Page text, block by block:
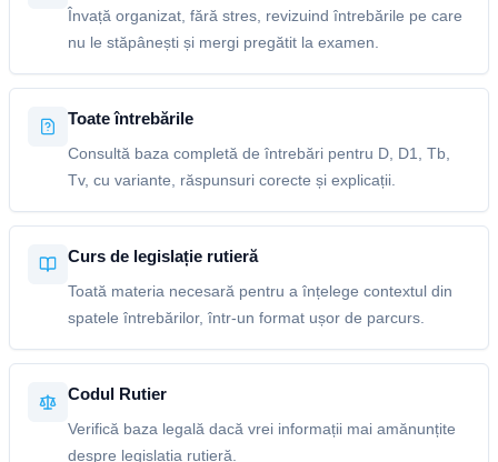
Învață organizat, fără stres, revizuind întrebările pe care
nu le stăpânești și mergi pregătit la examen.
Toate întrebările
Consultă baza completă de întrebări pentru D, D1, Tb,
Tv, cu variante, răspunsuri corecte și explicații.
Curs de legislație rutieră
Toată materia necesară pentru a înțelege contextul din
spatele întrebărilor, într-un format ușor de parcurs.
Codul Rutier
Verifică baza legală dacă vrei informații mai amănunțite
despre legislația rutieră.